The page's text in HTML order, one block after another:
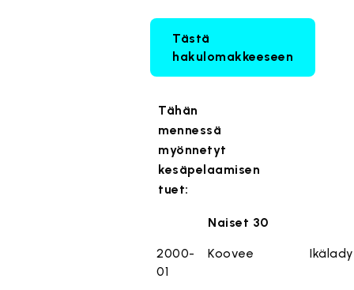
Tästä
hakulomakkeeseen
Tähän
mennessä
myönnetyt
kesäpelaamisen
tuet:
Naiset 30
2000-
01
Koovee